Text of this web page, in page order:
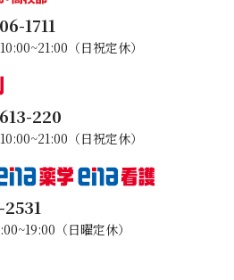
1711
（日祝定休）
220
（日祝定休）
（日曜定休）